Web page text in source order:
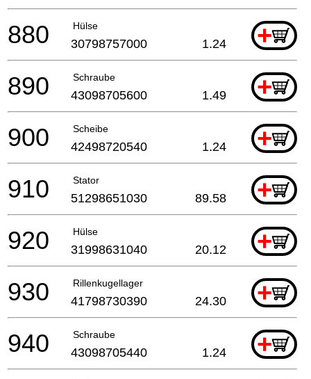
Hülse +
880 30798757000 1.24
Schraube +
890 43098705600 1.49
Scheibe +
900 42498720540 1.24
Stator +
910 51298651030 89.58
Hülse +
920 31998631040 20.12
Rillenkugellager +
930 41798730390 24.30
Schraube +
940 43098705440 1.24